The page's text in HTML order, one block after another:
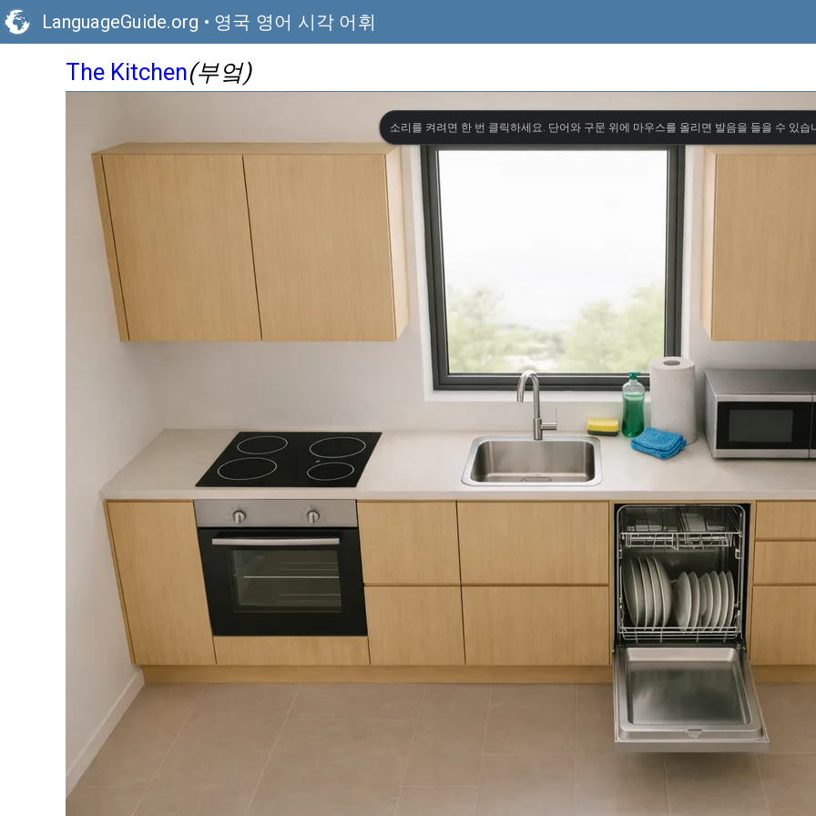
LanguageGuide.org • 영국 영어 시각 어휘
The Kitchen(부엌)
소리를 켜려면 한 번 클릭하세요. 단어와 구문 위에 마우스를 올리면 발음을 들을 수 있습